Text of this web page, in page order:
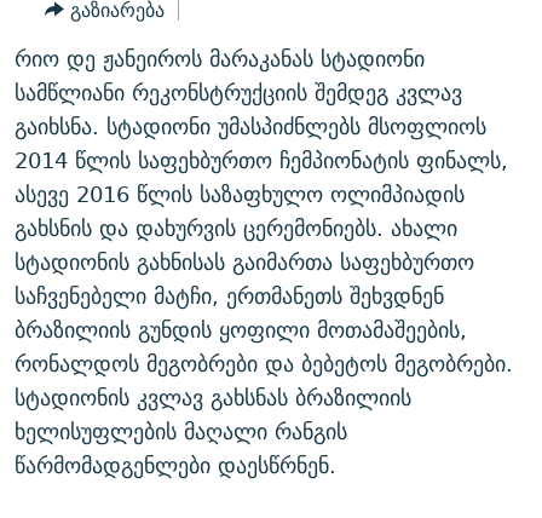
დაბრუნება
ᲡᲞᲝᲠᲢᲘ
ᲜᲘᲙᲝᲡ ᲞᲝᲓᲙᲐᲡᲢᲘ
60 ᲓᲔᲪᲘᲑᲔᲚᲘ
ᲒᲐᲜᲙᲘᲗᲮᲕᲘᲡ ᲓᲦᲔ
ᲓᲘᲚᲘᲡ ᲡᲐᲣᲑᲠᲔᲑᲘ
ᲛᲝᲚᲐᲞᲐᲠᲐᲙᲔ ᲢᲔᲥᲡᲢᲔᲑᲘ
ᲨᲘᲜ - ᲣᲪᲮᲝᲔᲗᲨᲘ
ᲚᲘᲢᲔᲠᲐᲢᲣᲠᲣᲚᲘ ᲬᲐᲮᲜᲐᲒᲔᲑᲘ
ᲐᲛᲔᲠᲘᲙᲣᲚᲘ ᲛᲝᲗᲮᲠᲝᲑᲐ
ᲘᲛᲞᲔᲠᲘᲐ ᲓᲐ ᲠᲐᲓᲘᲝ
ᲗᲐᲕᲘᲡᲣᲤᲚᲔᲑᲘᲡ ᲛᲝᲜᲘᲢᲝᲠᲘ
ᲤᲔᲜᲝᲕᲐᲜᲘ - 2.10
ᲗᲥᲕᲔᲜᲘ ᲞᲣᲑᲚᲘᲙᲐᲪᲘᲔᲑᲘ
ᲞᲠᲝᲔᲥᲢᲔᲑᲘ
ᲣᲙᲠᲐᲘᲜᲐᲨᲘ ᲓᲐᲦᲣᲞᲣᲚᲘ ᲥᲐᲠᲗᲕᲔᲚᲘ ᲛᲔᲑᲠᲫᲝᲚᲔᲑᲘ - 2022
ᲓᲐᲛᲝᲣᲙᲘᲓᲔᲑᲚᲝᲑᲘᲡ 100 ᲬᲔᲚᲘ
ᲩᲔᲛᲘ ᲡᲘᲙᲕᲓᲘᲚᲘᲡ ᲛᲘᲖᲔᲖᲘᲐ COVID-19
11 ᲬᲔᲚᲘ - 11 ᲐᲛᲑᲐᲕᲘ
ᲡᲐᲞᲐᲠᲚᲐᲛᲔᲜᲢᲝ ᲐᲠᲩᲔᲕᲜᲔᲑᲘᲡ ᲘᲡᲢᲝᲠᲘᲐ
ᲑᲐᲕᲨᲕᲔᲑᲘ ᲞᲠᲝᲡᲢᲘᲢᲣᲪᲘᲐᲨᲘ - ᲐᲛᲝᲣᲗᲥᲛᲔᲚᲘ ᲐᲛᲑᲐᲕᲘ
5 ᲐᲛᲑᲐᲕᲘ - 20 ᲘᲕᲜᲘᲡᲡ ᲓᲐᲨᲐᲕᲔᲑᲣᲚᲔᲑᲘ
ᲐᲒᲕᲘᲡᲢᲝᲡ ᲝᲛᲘ
ЭХО КАВКАЗА
ᲒᲐᲛᲝᲘᲬᲔᲠᲔ
რთე/რთ-ის ყველა საიტი
გაზიარება
რიო დე ჟანეიროს მარაკანას სტადიონი
სამწლიანი რეკონსტრუქციის შემდეგ კვლავ
გაიხსნა. სტადიონი უმასპიძნლებს მსოფლიოს
2014 წლის საფეხბურთო ჩემპიონატის ფინალს,
ასევე 2016 წლის საზაფხულო ოლიმპიადის
გახსნის და დახურვის ცერემონიებს. ახალი
სტადიონის გახნისას გაიმართა საფეხბურთო
საჩვენებელი მატჩი, ერთმანეთს შეხვდნენ
ბრაზილიის გუნდის ყოფილი მოთამაშეების,
რონალდოს მეგობრები და ბებეტოს მეგობრები.
სტადიონის კვლავ გახსნას ბრაზილიის
ხელისუფლების მაღალი რანგის
წარმომადგენლები დაესწრნენ.